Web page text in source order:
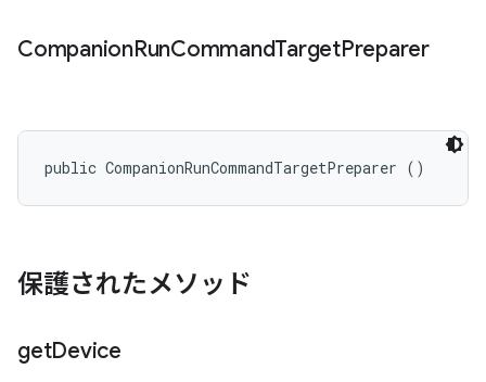
CompanionRunCommandTargetPreparer
public CompanionRunCommandTargetPreparer ()
保護されたメソッド
getDevice